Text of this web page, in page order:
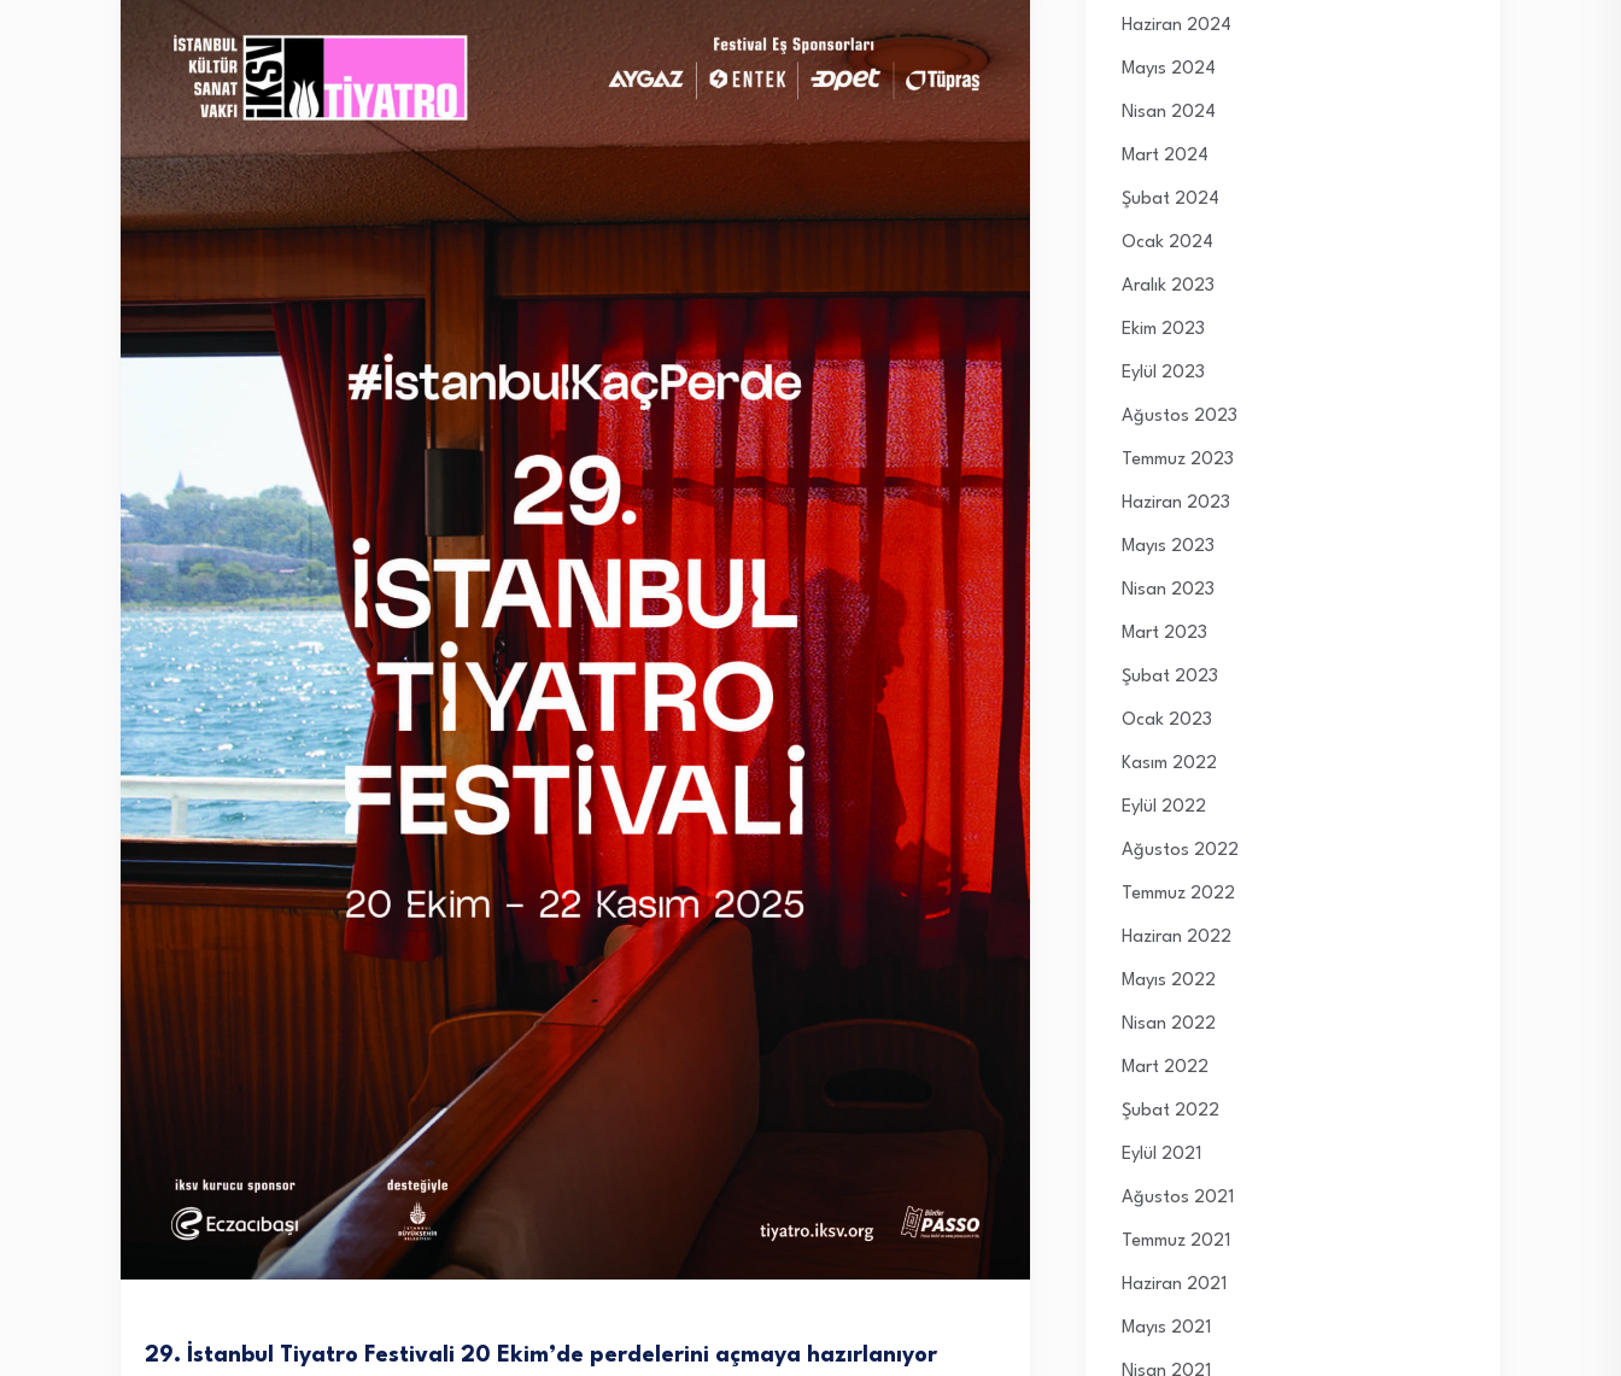
29. İstanbul Tiyatro Festivali 20 Ekim’de perdelerini açmaya hazırlanıyor
Haziran 2024
Mayıs 2024
Nisan 2024
Mart 2024
Şubat 2024
Ocak 2024
Aralık 2023
Ekim 2023
Eylül 2023
Ağustos 2023
Temmuz 2023
Haziran 2023
Mayıs 2023
Nisan 2023
Mart 2023
Şubat 2023
Ocak 2023
Kasım 2022
Eylül 2022
Ağustos 2022
Temmuz 2022
Haziran 2022
Mayıs 2022
Nisan 2022
Mart 2022
Şubat 2022
Eylül 2021
Ağustos 2021
Temmuz 2021
Haziran 2021
Mayıs 2021
Nisan 2021